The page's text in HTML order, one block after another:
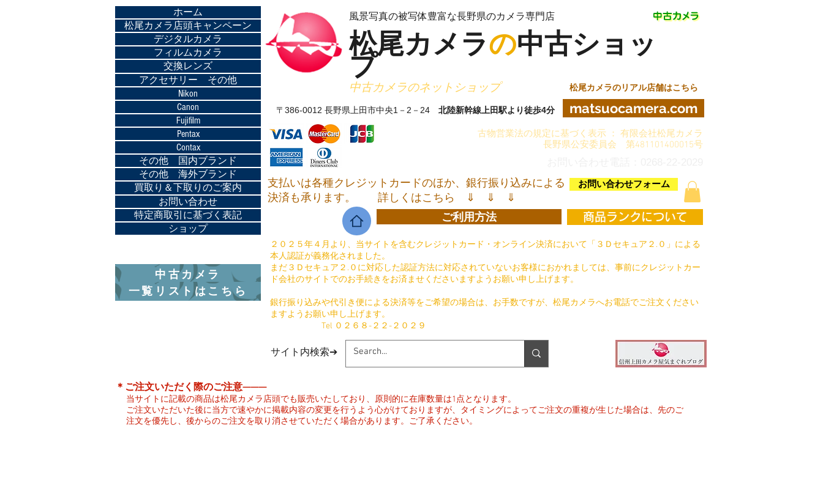
ホーム
松尾カメラ店頭キャンペーン
デジタルカメラ
フィルムカメラ
交換レンズ
アクセサリー その他
Nikon
Canon
Fujifilm
Pentax
Contax
その他 国内ブランド
その他 海外ブランド
買取り＆下取りのご案内
お問い合わせ
特定商取引に基づく表記
ショップ
中古カメラ
一覧リストはこちら
​風景写真の被写体豊富な長野県のカメラ専門店
松尾カメラの中古ショッ
プ
​中古カメラのネットショップ 松尾カメラのリアル店舗はこちら
〒386-0012 長野県上田市中央1－2－24 北陸新幹線上田駅より徒歩4分 matsuocamera.com
古物営業法の規定に基づく表示 ： 有限会社松尾カメラ
長野県公安委員会 第481101400015号
支払いは各種クレジットカードのほか、銀行振り込みによる
決済も承ります。 詳しくはこちら ⇓ ⇓ ⇓
ご利用方法
お問い合わせフォーム
商品ランクについて
２０２５年４月より、当サイトを含むクレジットカード・オンライン決済において「３Ｄセキュア２.０」による
本人認証が義務化されました。
まだ３Ｄセキュア２.０に対応した認証方法に対応されていないお客様におかれましては、事前にクレジットカー
ド会社のサイトでのお手続きをお済ませくださいますようお願い申し上げます。
銀行振り込みや代引き便による決済等をご希望の場合は、お手数ですが、松尾カメラへお電話でご注文ください
ますようお願い申し上げます。
​ Tel ０２６８-２２-２０２９
​サイト内検索➔
​＊ご注文いただく際のご注意———
当サイトに記載の商品は松尾カメラ店頭でも販売いたしており、原則的に在庫数量は1点となります。
ご注文いただいた後に当方で速やかに掲載内容の変更を行うよう心がけておりますが、タイミングによってご注文の重複が生じた場合は、先のご
注文を優先し、後からのご注文を取り消させていただく場合があります。ご了承ください。